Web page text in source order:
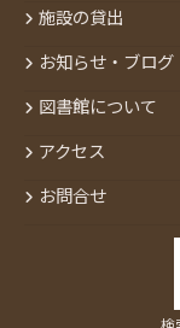
施設の貸出
お知らせ・ブログ
図書館について
アクセス
お問合せ